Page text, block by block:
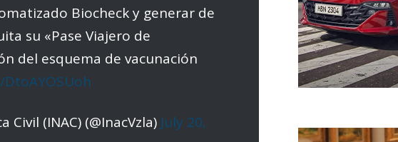
Biocheck y generar de
su «Pase Viajero de
del esquema de vacunación
(INAC) (@InacVzla) July 20,